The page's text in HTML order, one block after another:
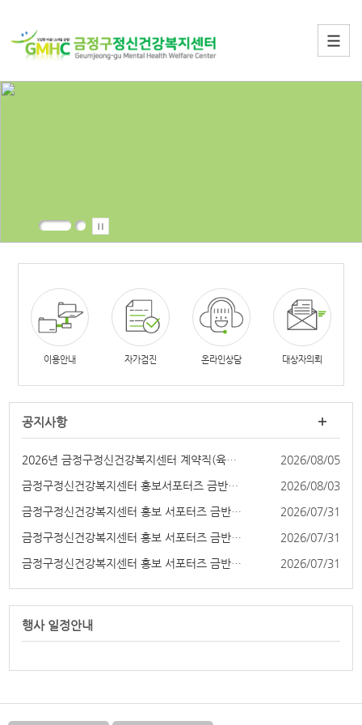
이용안내 자가검진 온라인상담 대상자의뢰
공지사항
2026년 금정구정신건강복지센터 계약직(육아휴직대...
2026/08/05
금정구정신건강복지센터 홍보서포터즈 금반장 4기 ...
2026/08/03
금정구정신건강복지센터 홍보 서포터즈 금반장 4기...
2026/07/31
금정구정신건강복지센터 홍보 서포터즈 금반장 4기...
2026/07/31
금정구정신건강복지센터 홍보 서포터즈 금반장 4기...
2026/07/31
행사 일정안내